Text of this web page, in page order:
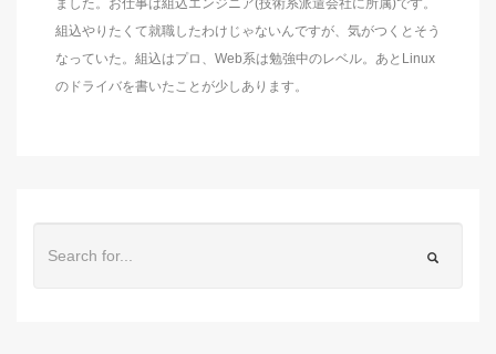
ました。お仕事は組込エンジニア(技術系派遣会社に所属)です。
組込やりたくて就職したわけじゃないんですが、気がつくとそう
なっていた。組込はプロ、Web系は勉強中のレベル。あとLinux
のドライバを書いたことが少しあります。